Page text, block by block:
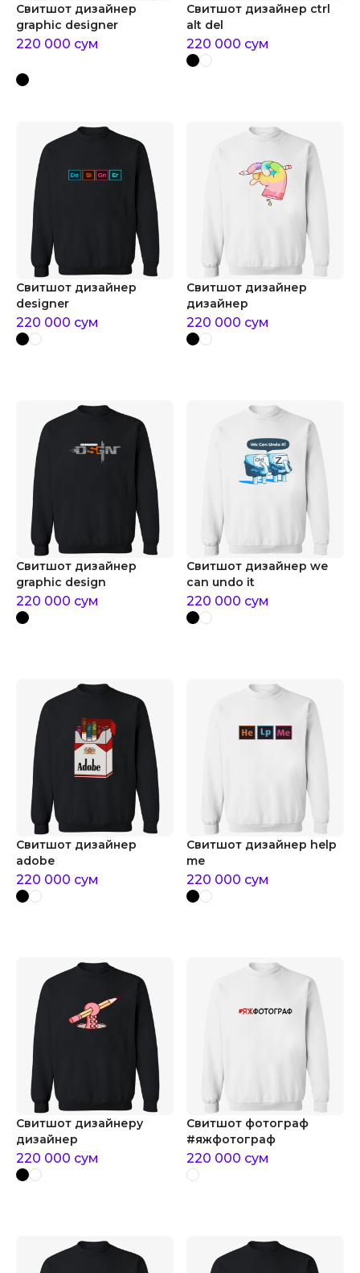
Свитшот дизайнер
graphic designer
220 000 сум
Свитшот дизайнер ctrl
alt del
220 000 сум
Свитшот дизайнер
designer
220 000 сум
Свитшот дизайнер
дизайнер
220 000 сум
Свитшот дизайнер
graphic design
220 000 сум
Свитшот дизайнер we
can undo it
220 000 сум
Свитшот дизайнер
adobe
220 000 сум
Свитшот дизайнер help
me
220 000 сум
Свитшот дизайнеру
дизайнер
220 000 сум
Свитшот фотограф
#яжфотограф
220 000 сум